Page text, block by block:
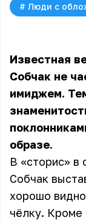
# Люди с
Известная
Собчак не
имиджем.
образе.
В «сторис» в
Собчак
хорошо
чёлку. Кроме